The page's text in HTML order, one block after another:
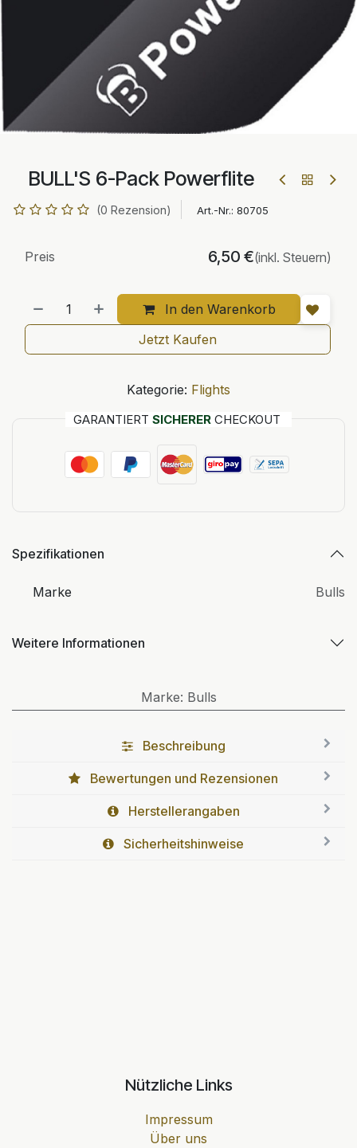
BULL'S 6-Pack Powerflite
(0 Rezension) Art.-Nr.: 80705
In den Warenkorb
Preis 6,50 €(inkl. Steuern)
Jetzt Kaufen
Kategorie: Flights
GARANTIERT SICHERER CHECKOUT
Spezifikationen
Marke Bulls
Weitere Informationen
Marke: Bulls
Beschreibung
Bewertungen und Rezensionen
Herstellerangaben
Sicherheitshinweise
Nützliche Links
Impressum
Über uns